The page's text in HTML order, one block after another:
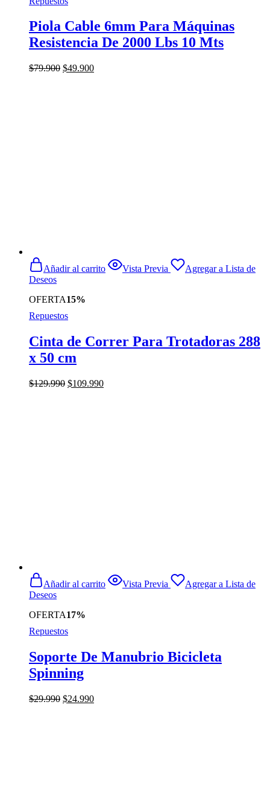
Piola Cable 6mm Para Máquinas
Resistencia De 2000 Lbs 10 Mts
$79.900 El
$49.900El
OFERTA15%
Añadir al carrito Vista Previa
Agregar a Lista de
Deseos
Repuestos
Cinta de Correr Para Trotadoras 288
x 50 cm
$129.990 El
$109.990El
OFERTA17%
Añadir al carrito Vista Previa
Agregar a Lista de
Deseos
Repuestos
Soporte De Manubrio Bicicleta
Spinning
$29.990 El
$24.990El